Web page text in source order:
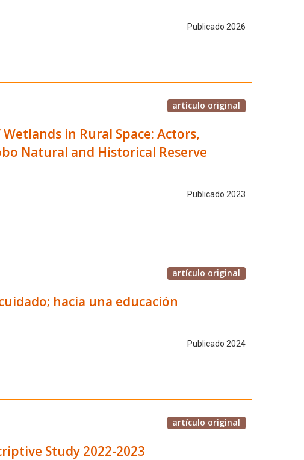
Publicado 2026
artículo original
in Rural Space: Actors,
Natural and Historical Reserve
Publicado 2023
artículo original
hacia una educación
Publicado 2024
artículo original
Study 2022-2023